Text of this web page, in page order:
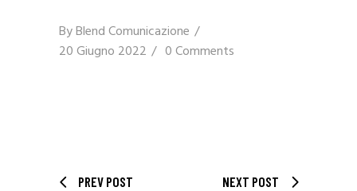
ByBlend Comunicazione
20 Giugno 2022
0 Comments
PREV POST NEXT POST